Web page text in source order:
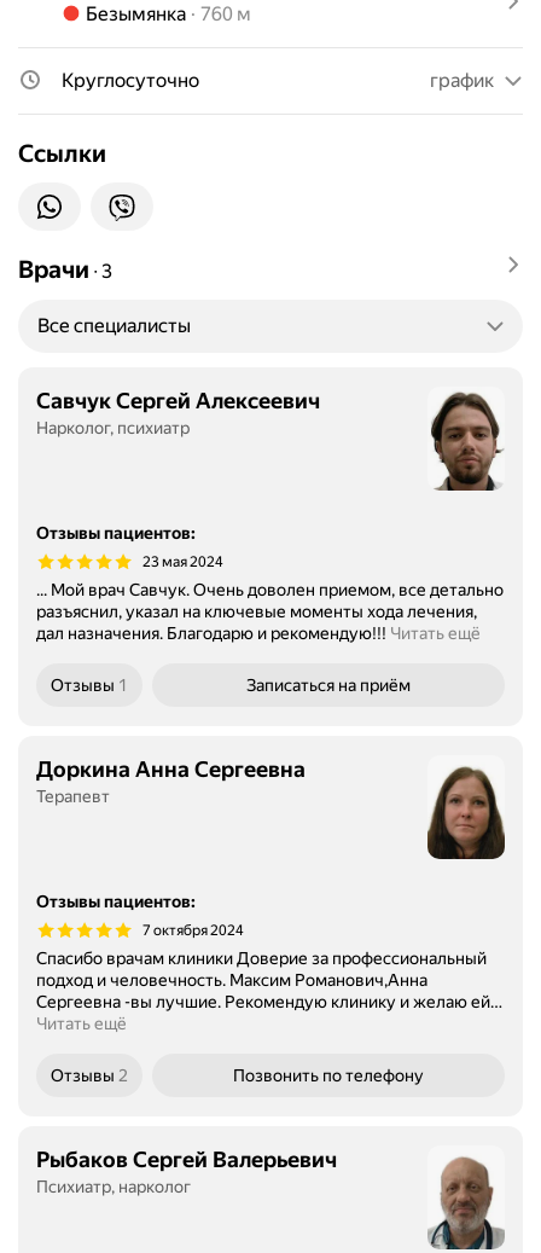
Метро Безымянка Расстояние 760 м
Безымянка 760 м
Круглосуточно график
Ссылки
Врачи ∙ 3
Все специалисты
Савчук Сергей Алексеевич
Нарколог, психиатр
Отзывы пациентов:
23 мая 2024
... Мой врач Савчук. Очень доволен приемом, все детально
разъяснил, указал на ключевые моменты хода лечения,
дал назначения. Благодарю и рекомендую!!! Читать ещё
Отзывы 1 Записаться на приём
Доркина Анна Сергеевна
Терапевт
Отзывы пациентов:
7 октября 2024
Спасибо врачам клиники Доверие за профессиональный
подход и человечность. Максим Романович,Анна
Сергеевна -вы лучшие. Рекомендую клинику и желаю ей…
Читать ещё
Отзывы 2 Позвонить по телефону
Рыбаков Сергей Валерьевич
Психиатр, нарколог